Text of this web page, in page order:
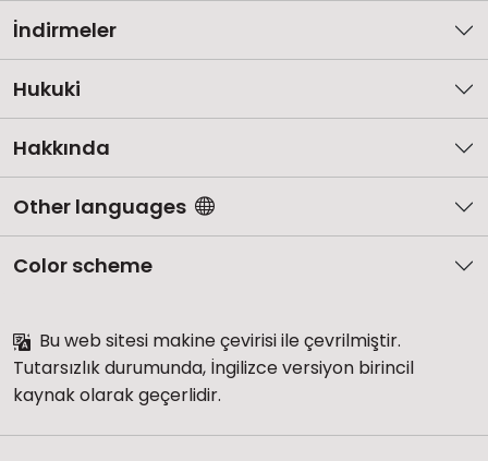
İndirmeler
Hukuki
Hakkında
Other languages
Color scheme
Bu web sitesi makine çevirisi ile çevrilmiştir.
Tutarsızlık durumunda, İngilizce versiyon birincil
kaynak olarak geçerlidir.